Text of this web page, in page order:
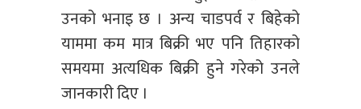
उनको भनाइ छ । अन्य चाडपर्व र बिहेको
याममा कम मात्र बिक्री भए पनि तिहारको
समयमा अत्यधिक बिक्री हुने गरेको उनले
जानकारी दिए ।